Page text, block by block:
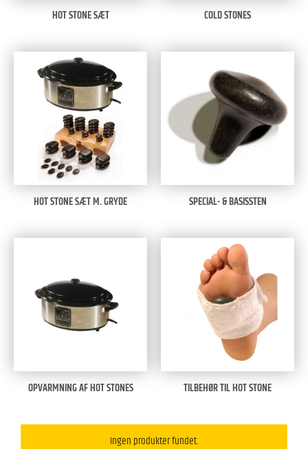
HOT STONE SÆT COLD STONES
HOT STONE SÆT M. GRYDE SPECIAL- & BASISSTEN
OPVARMNING AF HOT STONES TILBEHØR TIL HOT STONE
Ingen produkter fundet.